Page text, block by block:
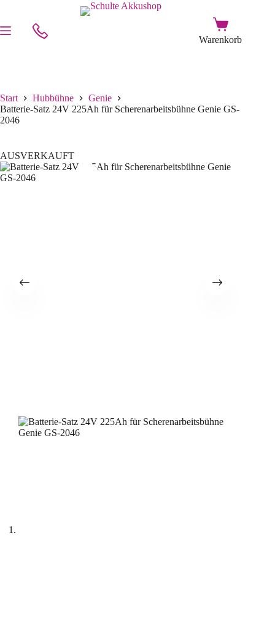
Start Hubbühne
Genie
Batterie-Satz 24V 225Ah für Scherenarbeitsbühne Genie GS-
2046
AUSVERKAUFT